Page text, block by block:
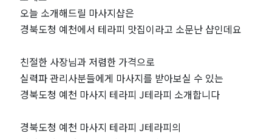
마
사
지
테
오늘 소개해드릴 마사지샵은
경북도청 예천에서 테라피 맛집이라고 소문난 샵인데요
친절한 사장님과 저렴한 가격으로
실력파 관리사분들에게 마사지를 받아보실 수 있는
경북도청 예천 마사지 테라피 J테라피 소개합니다
경북도청 예천 마사지 테라피 J테라피의